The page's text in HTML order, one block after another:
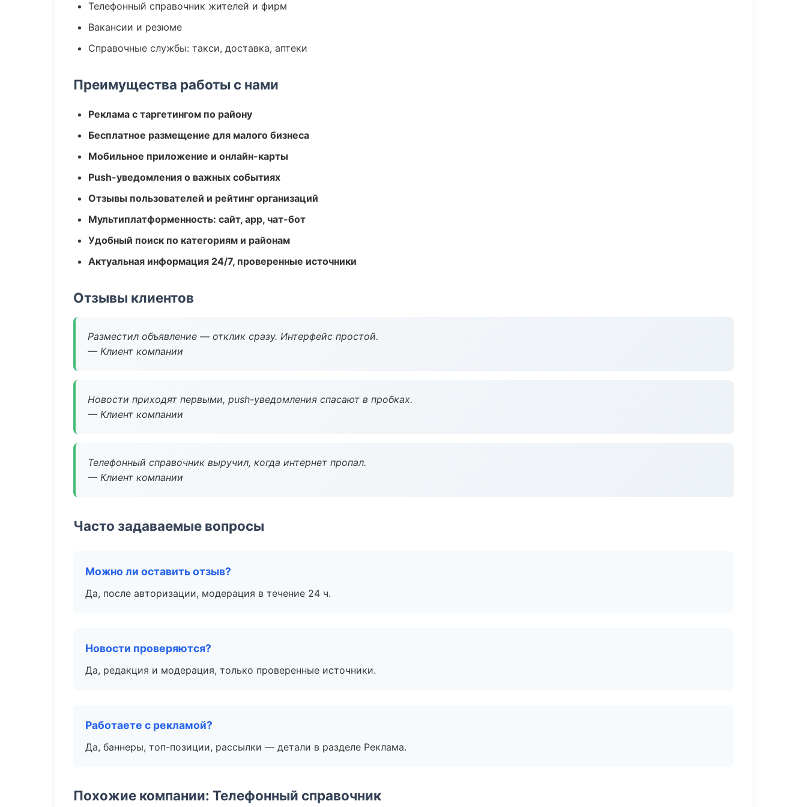
Телефонный справочник жителей и фирм
Вакансии и резюме
Справочные службы: такси, доставка, аптеки
Преимущества работы с нами
Реклама с таргетингом по району
Бесплатное размещение для малого бизнеса
Мобильное приложение и онлайн-карты
Push-уведомления о важных событиях
Отзывы пользователей и рейтинг организаций
Мультиплатформенность: сайт, app, чат-бот
Удобный поиск по категориям и районам
Актуальная информация 24/7, проверенные источники
Отзывы клиентов
Разместил объявление — отклик сразу. Интерфейс простой.
— Клиент компании
Новости приходят первыми, push-уведомления спасают в пробках.
— Клиент компании
Телефонный справочник выручил, когда интернет пропал.
— Клиент компании
Часто задаваемые вопросы
Можно ли оставить отзыв?
Да, после авторизации, модерация в течение 24 ч.
Новости проверяются?
Да, редакция и модерация, только проверенные источники.
Работаете с рекламой?
Да, баннеры, топ-позиции, рассылки — детали в разделе Реклама.
Похожие компании: Телефонный справочник